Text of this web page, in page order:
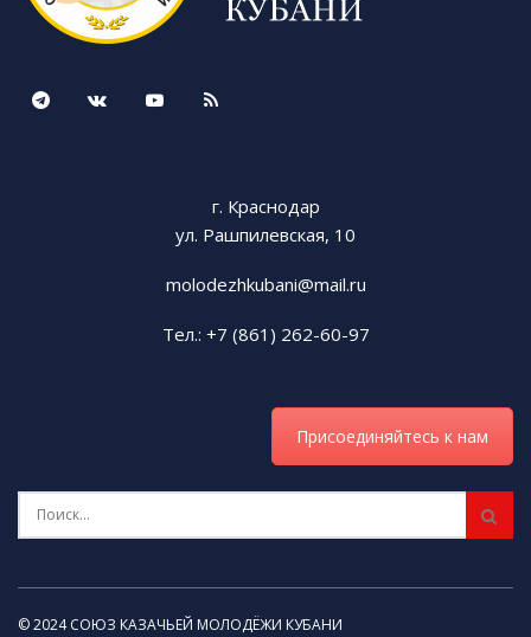
г. Краснодар
ул. Рашпилевская, 10
molodezhkubani@mail.ru
Тел.: +7 (861) 262-60-97
Присоединяйтесь к нам
© 2024 СОЮЗ КАЗАЧЬЕЙ МОЛОДЁЖИ КУБАНИ